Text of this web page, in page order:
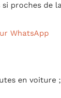
si proches de
WhatsApp
en voiture